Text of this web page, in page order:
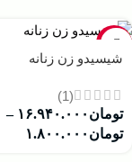
-9%
شیسیدو زن زنانه
(1)
تومان ۱۶.۹۴۰.۰۰۰ –
تومان ۱.۸۰۰.۰۰۰